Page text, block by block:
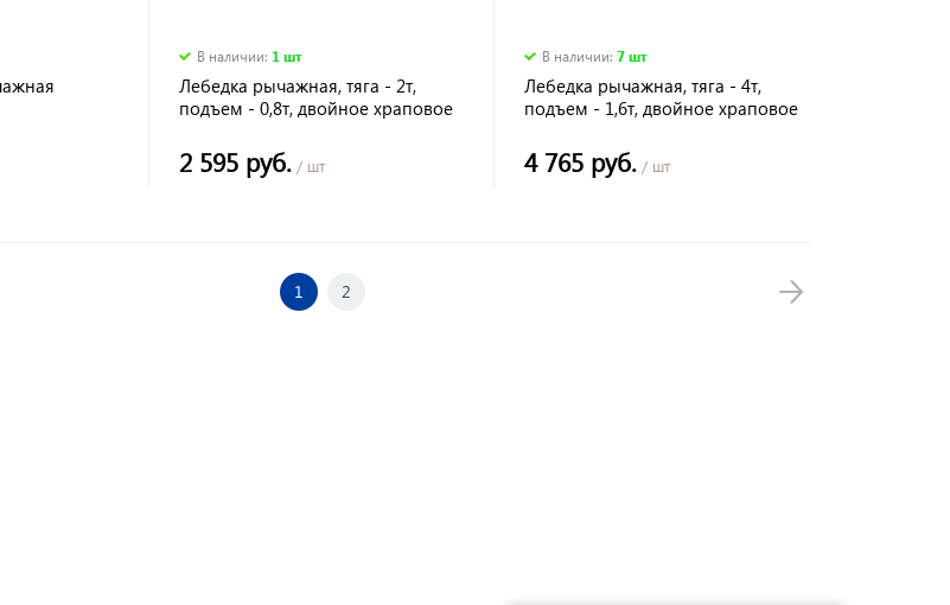
В наличии: 1 шт
Лебедка рычажная, тяга - 2т,
подъем - 0,8т, двойное храповое
2 595 руб./ шт
В наличии:7 шт
Лебедка рычажная, тяга - 4т,
подъем - 1,6т, двойное храповое
4 765 руб. / шт
1 2